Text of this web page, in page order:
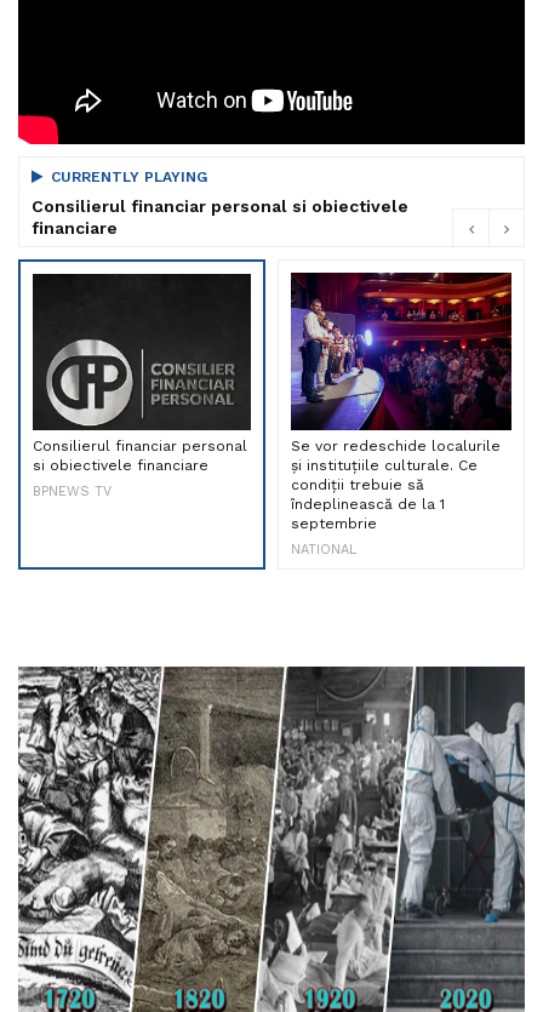
CURRENTLY PLAYING
Consilierul financiar personal si obiectivele
financiare
Consilierul financiar personal
si obiectivele financiare
BPNEWS TV
Se vor redeschide localurile
și instituțiile culturale. Ce
condiții trebuie să
îndeplinească de la 1
septembrie
NATIONAL